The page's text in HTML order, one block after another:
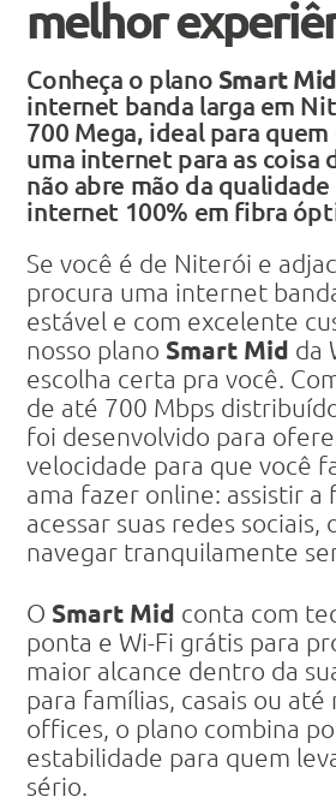
melhor
Conheça o plano Smart Mid
internet banda larga em
700 Mega, ideal para
uma internet para as coisa
não abre mão da qualidade
internet 100% em fibra
Se você é de Niterói e
procura uma internet
estável e com excelente
nosso plano Smart Mid da
escolha certa pra você.
de até 700 Mbps
foi desenvolvido para
velocidade para que você
ama fazer online: assistir a
acessar suas redes sociais,
navegar tranquilamente
O Smart Mid conta com
ponta e Wi-Fi grátis para
maior alcance dentro da
para famílias, casais ou até
offices, o plano combina
estabilidade para quem
sério.